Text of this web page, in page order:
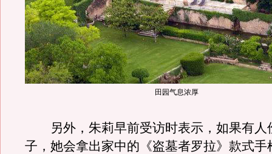
田园气息浓厚
另外，朱莉早前受访时表示，如果有人
子，她会拿出家中的《盗墓者罗拉》款式手